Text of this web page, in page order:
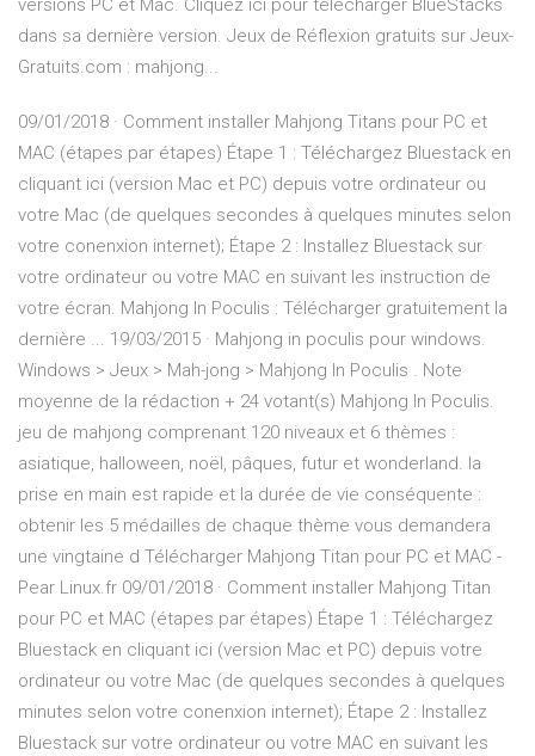
versions PC et Mac. Cliquez ici pour télécharger BlueStacks
dans sa dernière version. Jeux de Réflexion gratuits sur Jeux-
Gratuits.com : mahjong...
09/01/2018 · Comment installer Mahjong Titans pour PC et
MAC (étapes par étapes) Étape 1 : Téléchargez Bluestack en
cliquant ici (version Mac et PC) depuis votre ordinateur ou
votre Mac (de quelques secondes à quelques minutes selon
votre conenxion internet); Étape 2 : Installez Bluestack sur
votre ordinateur ou votre MAC en suivant les instruction de
votre écran. Mahjong In Poculis : Télécharger gratuitement la
dernière ... 19/03/2015 · Mahjong in poculis pour windows.
Windows > Jeux > Mah-jong > Mahjong In Poculis . Note
moyenne de la rédaction + 24 votant(s) Mahjong In Poculis.
jeu de mahjong comprenant 120 niveaux et 6 thèmes :
asiatique, halloween, noël, pâques, futur et wonderland. la
prise en main est rapide et la durée de vie conséquente :
obtenir les 5 médailles de chaque thème vous demandera
une vingtaine d Télécharger Mahjong Titan pour PC et MAC -
Pear Linux.fr 09/01/2018 · Comment installer Mahjong Titan
pour PC et MAC (étapes par étapes) Étape 1 : Téléchargez
Bluestack en cliquant ici (version Mac et PC) depuis votre
ordinateur ou votre Mac (de quelques secondes à quelques
minutes selon votre conenxion internet); Étape 2 : Installez
Bluestack sur votre ordinateur ou votre MAC en suivant les